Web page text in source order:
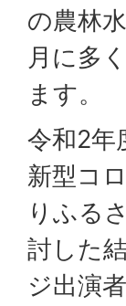
の農林
月に多
ます。
令和2年
新型コ
りふる
討した
ジ出演